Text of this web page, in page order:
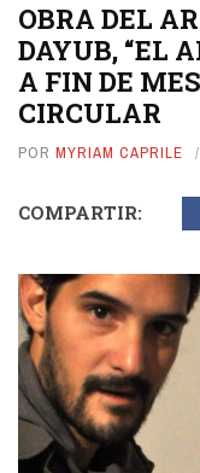
OBRA DEL
DAYUB, “EL
A FIN DE
CIRCULAR
POR MYRIAM CAPRILE
COMPARTIR: